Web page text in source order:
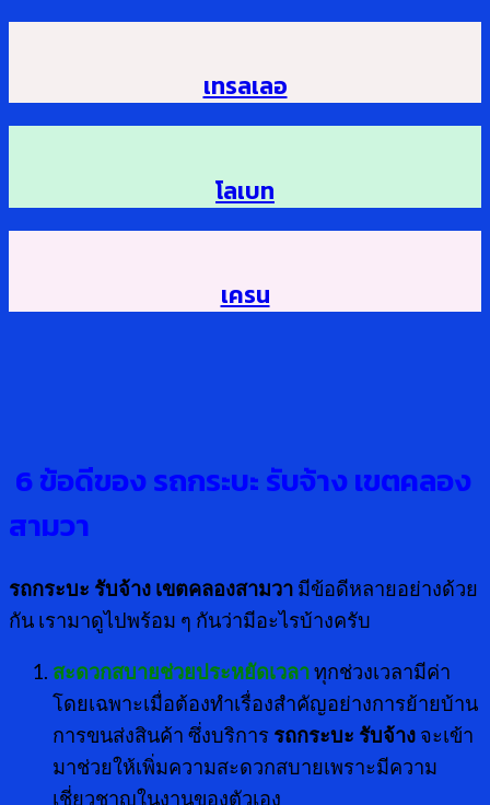
เทรลเลอ
โลเบท
เครน
6 ข้อดีของ รถกระบะ รับจ้าง เขตคลอง
สามวา
รถกระบะ รับจ้าง เขตคลองสามวา มีข้อดีหลายอย่างด้วย
กัน เรามาดูไปพร้อม ๆ กันว่ามีอะไรบ้างครับ
สะดวกสบายช่วยประหยัดเวลาทุกช่วงเวลามีค่า
โดยเฉพาะเมื่อต้องทำเรื่องสำคัญอย่างการย้ายบ้าน
การขนส่งสินค้า ซึ่งบริการ รถกระบะ รับจ้าง จะเข้า
มาช่วยให้เพิ่มความสะดวกสบายเพราะมีความ
เชี่ยวชาญในงานของตัวเอง